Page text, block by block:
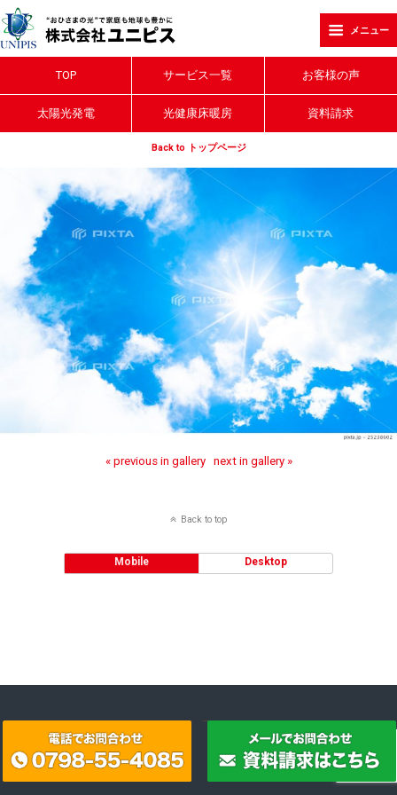
メニュー
TOP サービス一覧 お客様の声
太陽光発電 光健康床暖房 資料請求
Back to トップページ
« previous in gallery next in gallery »
Back to top
Mobile Desktop